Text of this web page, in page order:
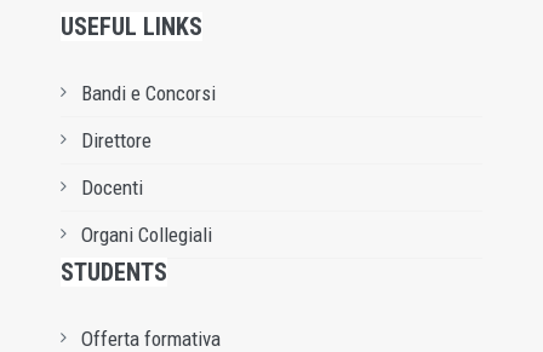
USEFUL LINKS
Bandi e Concorsi
Direttore
Docenti
Organi Collegiali
STUDENTS
Offerta formativa